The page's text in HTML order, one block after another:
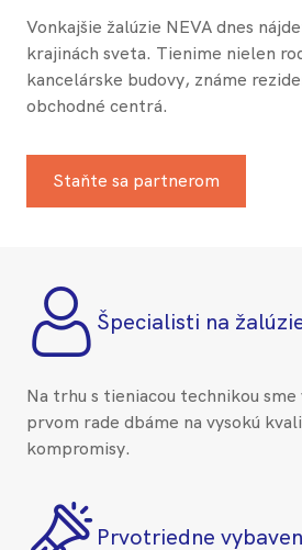
Vonkajšie žalúzie NEVA dnes
krajinách sveta. Tienime nielen
kancelárske budovy, známe
obchodné centrá.
Staňte sa partnerom
Špecialisti na
Na trhu s tieniacou technikou
prvom rade dbáme na vysokú
kompromisy.
Prvotriedne